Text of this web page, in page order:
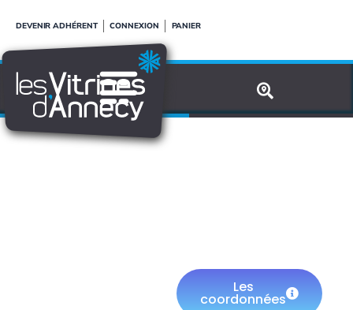
contenu
DEVENIR ADHÉRENT CONNEXION PANIER
Les
coordonnées